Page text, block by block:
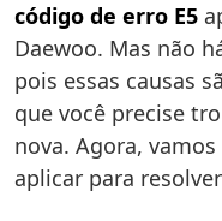
código de erro E5
Daewoo. Mas não
pois essas causas
que você precise
nova. Agora,
aplicar para